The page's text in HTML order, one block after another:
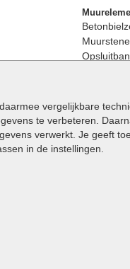
vergelijkbare
te verbeteren.
verwerkt. Je geeft
in de instellingen.
Extra